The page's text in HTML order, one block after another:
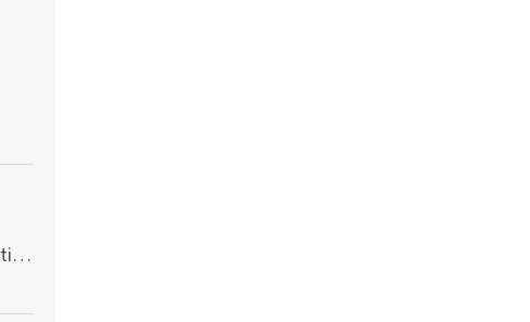
EPSON T2636 (26XL) - Kompatibilní, s čipy, 5ks